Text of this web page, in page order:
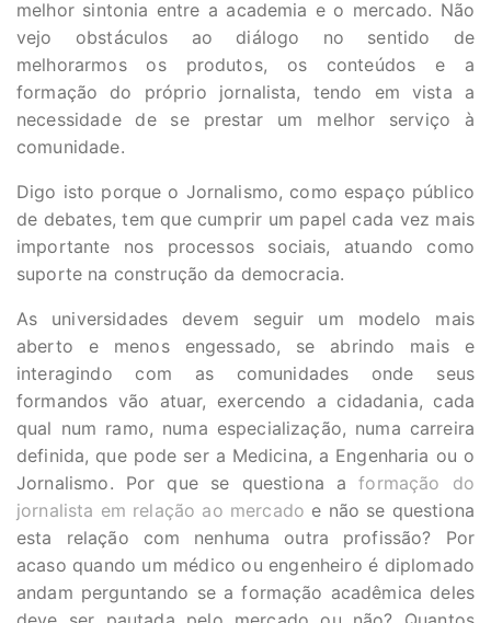
melhor sintonia entre a academia e o mercado. Não
vejo obstáculos ao diálogo no sentido de
melhorarmos os produtos, os conteúdos e a
formação do próprio jornalista, tendo em vista a
necessidade de se prestar um melhor serviço à
comunidade.
Digo isto porque o Jornalismo, como espaço público
de debates, tem que cumprir um papel cada vez mais
importante nos processos sociais, atuando como
suporte na construção da democracia.
As universidades devem seguir um modelo mais
aberto e menos engessado, se abrindo mais e
interagindo com as comunidades onde seus
formandos vão atuar, exercendo a cidadania, cada
qual num ramo, numa especialização, numa carreira
definida, que pode ser a Medicina, a Engenharia ou o
Jornalismo. Por que se questiona aformação do
jornalista em relação ao mercado e não se questiona
esta relação com nenhuma outra profissão? Por
acaso quando um médico ou engenheiro é diplomado
andam perguntando se a formação acadêmica deles